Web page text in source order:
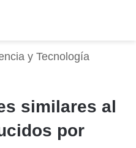
y Tecnología
similares al
por